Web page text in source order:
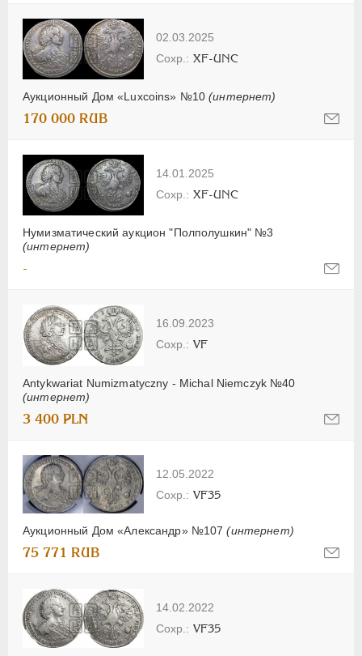
02.03.2025
Аукционный Дом «Luxcoins» №10(интернет)
XF-UNC
170 000 RUB
14.01.2025
Нумизматический аукцион "Полполушкин" №3
(интернет)
XF-UNC
-
16.09.2023
Antykwariat Numizmatyczny - Michal Niemczyk №40
(интернет)
VF
3 400 PLN
12.05.2022
Аукционный Дом «Александр» №107(интернет)
VF35
75 771 RUB
14.02.2022
VF35